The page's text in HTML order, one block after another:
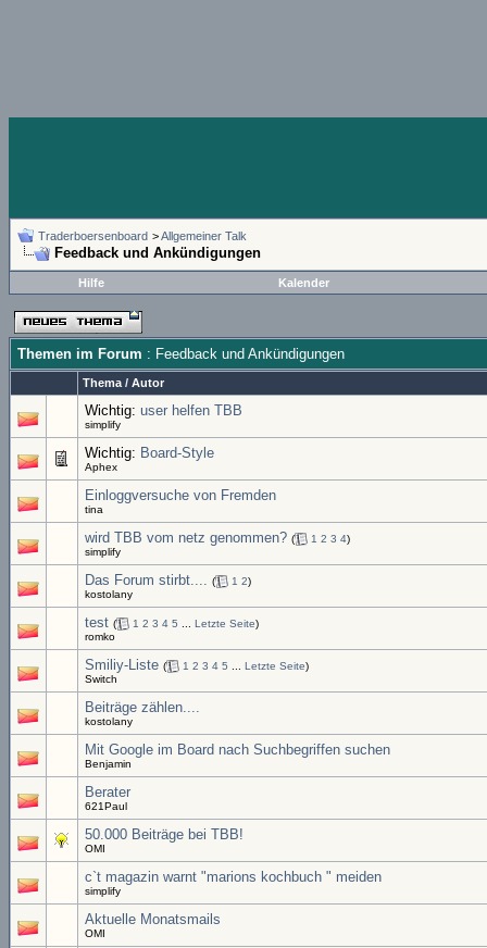
Traderboersenboard >Allgemeiner Talk
Feedback und Ankündigungen
Hilfe Kalender
Themen im Forum : Feedback und Ankündigungen
Thema / Autor
Wichtig: user helfen TBB
simplify
Wichtig: Board-Style
Aphex
Einloggversuche von Fremden
tina
wird TBB vom netz genommen? ( 1 2 3 4)
simplify
Das Forum stirbt.... ( 1 2)
kostolany
test ( 1 2 3 4 5 Letzte Seite)
romko
Smiliy-Liste ( 1 2 3 4 5 Letzte Seite)
Switch
Beiträge zählen....
kostolany
Mit Google im Board nach Suchbegriffen suchen
Benjamin
Berater
621Paul
50.000 Beiträge bei TBB!
OMI
c`t magazin warnt "marions kochbuch " meiden
simplify
Aktuelle Monatsmails
OMI